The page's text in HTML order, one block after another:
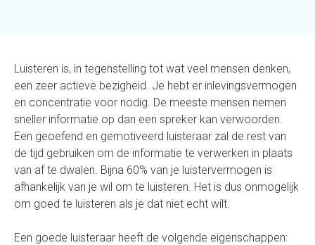
Luisteren is, in tegenstelling tot wat veel mensen denken,
een zeer actieve bezigheid. Je hebt er inlevingsvermogen
en concentratie voor nodig. De meeste mensen nemen
sneller informatie op dan een spreker kan verwoorden.
Een geoefend en gemotiveerd luisteraar zal de rest van
de tijd gebruiken om de informatie te verwerken in plaats
van af te dwalen. Bijna 60% van je luistervermogen is
afhankelijk van je wil om te luisteren. Het is dus onmogelijk
om goed te luisteren als je dat niet echt wilt.
Een goede luisteraar heeft de volgende eigenschappen: